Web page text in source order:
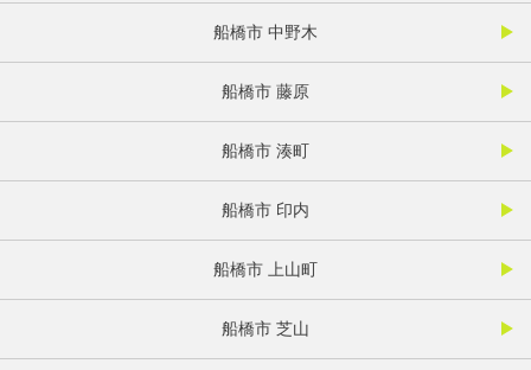
船橋市 中野木
船橋市 藤原
船橋市 湊町
船橋市 印内
船橋市 上山町
船橋市 芝山